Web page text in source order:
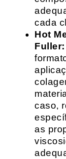
cada
Hot
Fuller:
caso,
as